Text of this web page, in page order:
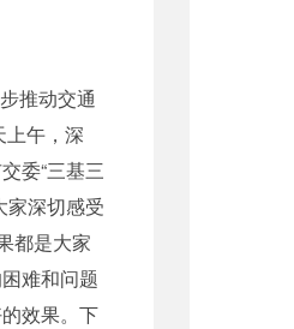
推动交通
午，深
委“三基三
家深切感受
都是大家
难和问题
效果。下